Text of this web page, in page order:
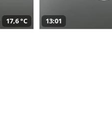
17,6 °C 13:01